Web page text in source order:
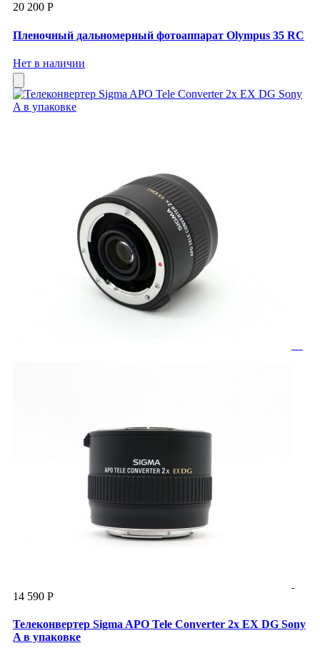
20 200 Р
Пленочный дальномерный фотоаппарат Olympus 35 RC
Нет в наличии
14 590 Р
Телеконвертер Sigma APO Tele Converter 2x EX DG Sony
A в упаковке